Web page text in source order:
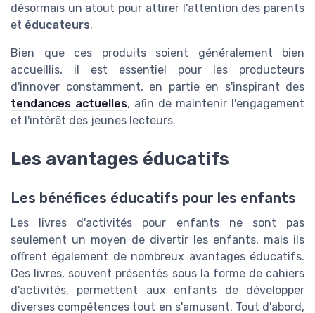
désormais un atout pour attirer l'attention des parents
et éducateurs.
Bien que ces produits soient généralement bien
accueillis, il est essentiel pour les producteurs
d'innover constamment, en partie en s'inspirant des
tendances actuelles, afin de maintenir l'engagement
et l'intérêt des jeunes lecteurs.
Les avantages éducatifs
Les bénéfices éducatifs pour les enfants
Les livres d'activités pour enfants ne sont pas
seulement un moyen de divertir les enfants, mais ils
offrent également de nombreux avantages éducatifs.
Ces livres, souvent présentés sous la forme de cahiers
d'activités, permettent aux enfants de développer
diverses compétences tout en s'amusant. Tout d'abord,